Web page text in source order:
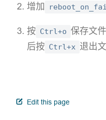
增加
按 Ctrl+o 保存文
后按 Ctrl+x 退出文
Edit this pageopen in